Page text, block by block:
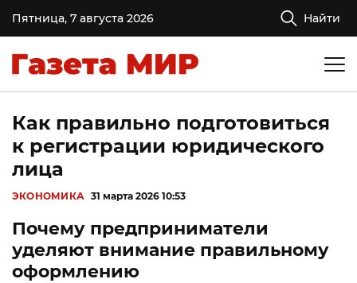
Пятница, 7 августа 2026 Найти
Как правильно подготовиться
к регистрации юридического
лица
ЭКОНОМИКА 31 марта 2026 10:53
Почему предприниматели
уделяют внимание правильному
оформлению